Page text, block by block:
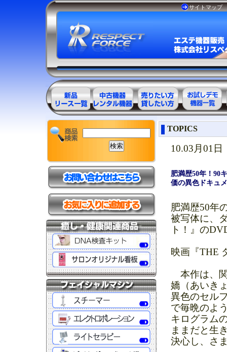
サイトマップ
エステ美容用
品製品一覧
エステ美容用
品アウトレッ
ト商品一覧
エステ美容用
品レンタル可
能商品一覧
お試しデモ可
能機器一覧
TOPICS
10.03月01日
肥満歴50年！90
価の異色ドキュ
肥満歴50年
被写体に、
ト！』の
映画『THE
本作は、
嬌（あいき
異色のセル
で毎晩のよ
キログラム
ままだと生
決心し、さ